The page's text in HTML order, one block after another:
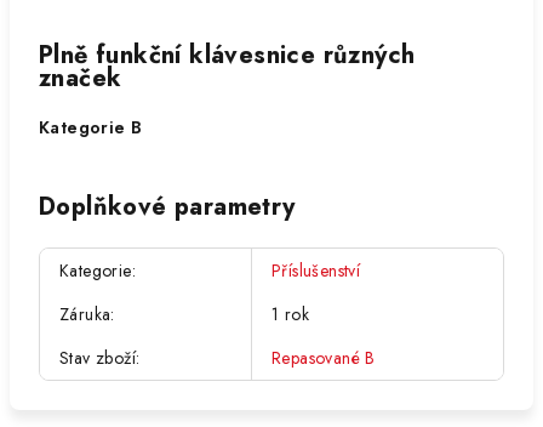
Plně funkční klávesnice různých
značek
Kategorie B
Doplňkové parametry
Kategorie:
Příslušenství
Záruka:
1 rok
Stav zboží: Repasované B